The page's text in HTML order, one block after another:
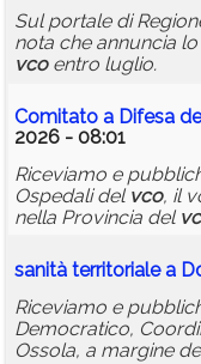
Sul portale di
nota che annuncia
vcoentro luglio.
Comitato a Difesa
2026 - 08:01
Riceviamo e
Ospedali del vco, il
nella Provincia del
sanità territoriale a
Riceviamo e
Democratico,
Ossola, a margine